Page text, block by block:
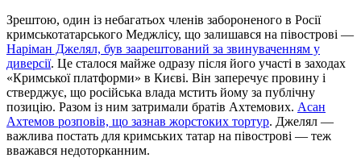
Зрештою, один із небагатьох членів забороненого в Росії
кримськотатарського Меджлісу, що залишався на півострові —
Наріман Джелял, був заарештований за звинуваченням у
диверсії. Це сталося майже одразу після його участі в заходах
«Кримської платформи» в Києві. Він заперечує провину і
стверджує, що російська влада мстить йому за публічну
позицію. Разом із ним затримали братів Ахтемових. Асан
Ахтемов розповів, що зазнав жорстоких тортур. Джелял —
важлива постать для кримських татар на півострові — теж
вважався недоторканним.